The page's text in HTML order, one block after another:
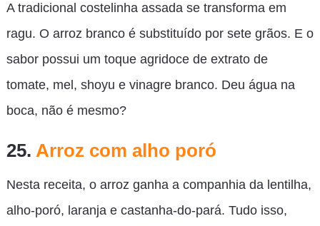
A tradicional costelinha assada se transforma em
ragu. O arroz branco é substituído por sete grãos. E o
sabor possui um toque agridoce de extrato de
tomate, mel, shoyu e vinagre branco. Deu água na
boca, não é mesmo?
25. Arroz com alho poró
Nesta receita, o arroz ganha a companhia da lentilha,
alho-poró, laranja e castanha-do-pará. Tudo isso,